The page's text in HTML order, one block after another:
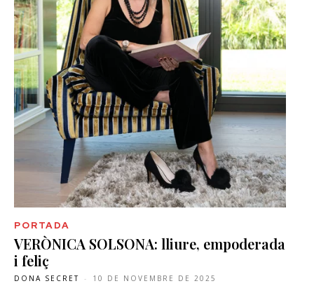
PORTADA
VERÒNICA SOLSONA: lliure, empoderada
i feliç
DONA SECRET - 10 DE NOVEMBRE DE 2025